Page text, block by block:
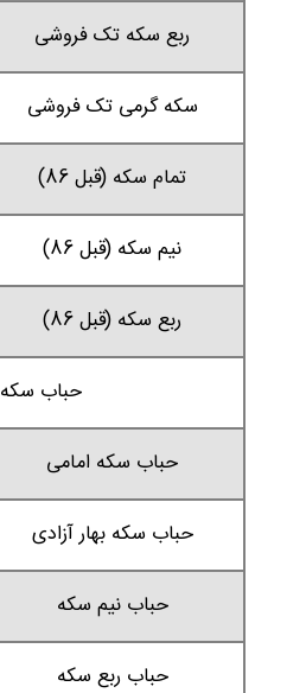
ربع سکه تک فروشی
سکه گرمی تک فروشی
تمام سکه (قبل 86)
نیم سکه (قبل 86)
ربع سکه (قبل 86)
حباب سکه
حباب سکه امامی
حباب سکه بهار آزادی
حباب نیم سکه
حباب ربع سکه